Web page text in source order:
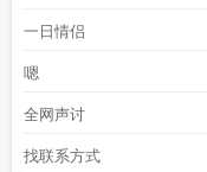
一日情侣
嗯
全网声讨
找联系方式